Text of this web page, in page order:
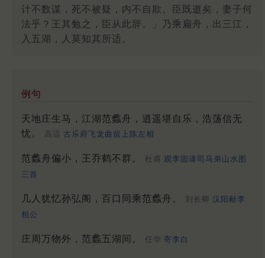
计不数谋，死不被疑，内不自欺。臣既逝矣，妻子何
法乎？王其勉之，臣从此辞。」乃乘扁舟，出三江，
入五湖，人莫知其所适。
例句
天地庄生马，江湖范蠡舟，逍遥堪自乐，浩荡信无
忧。
高适 古乐府飞龙曲留上陈左相
范蠡舟偏小，王乔鹤不群。 杜甫 观李固请司马弟山水图
三首
几人犹忆孙弘阁，百口同乘范蠡舟。 刘长卿 汉阳献李
相公
庄周万物外，范蠡五湖间。 任华 寄李白